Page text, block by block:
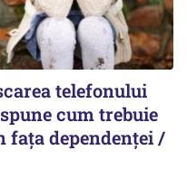
telefonului
cum trebuie
fața dependenței /